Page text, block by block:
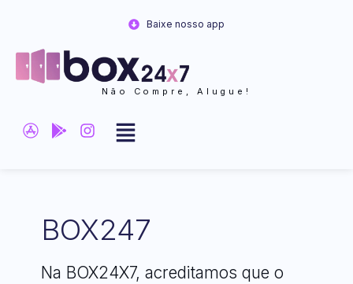
conteúdo
Não Compre, Alugue!
Baixe nosso app
BOX247
Na BOX24X7, acreditamos que o